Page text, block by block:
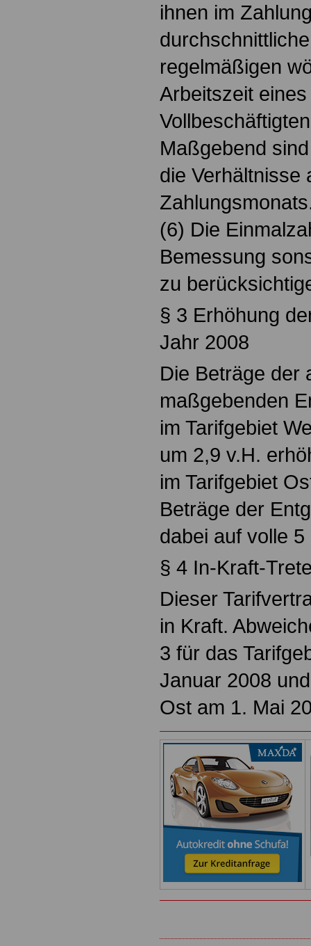
ihnen im
regelmäßigen
Arbeitszeit
Maßgebend
die Verhältnisse
(6) Die
Bemessung
zu
§ 3 Erhöhung
Jahr 2008
Die Beträge der
maßgebenden
im Tarifgebiet
um 2,9 v.H.
im Tarifgebiet
Beträge der
dabei auf volle
§ 4 In-Kraft-
Dieser
in Kraft.
3 für das
Januar 2008
Ost am 1. Mai